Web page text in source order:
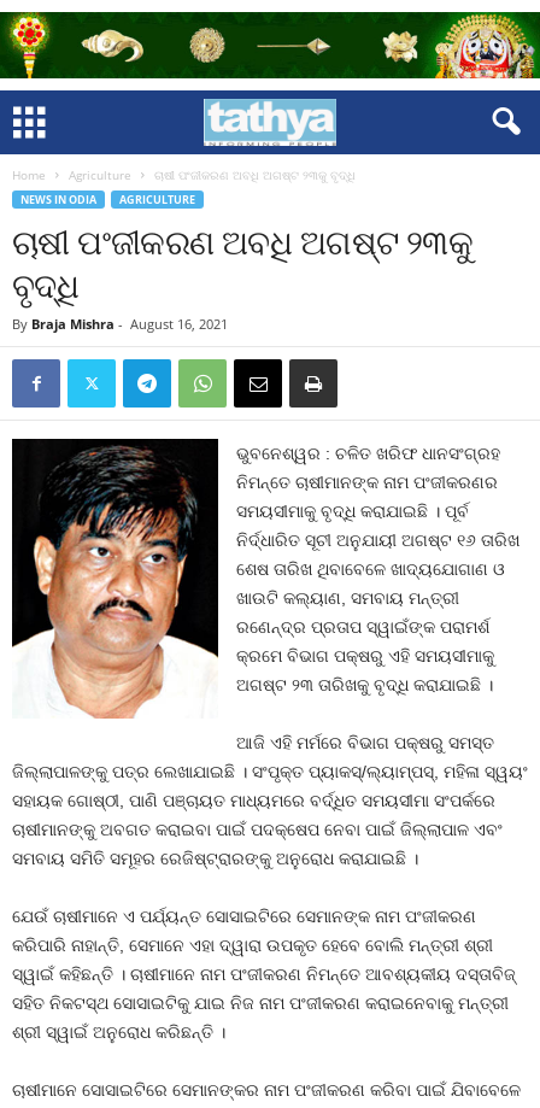
Home Agriculture ଚାଷୀ ପଂଜୀକରଣ ଅବଧି ଅଗଷ୍ଟ ୨୩କୁ ବୃଦ୍ଧି
NEWS IN ODIA AGRICULTURE
ଚାଷୀ ପଂଜୀକରଣ ଅବଧି ଅଗଷ୍ଟ ୨୩କୁ
ବୃଦ୍ଧି
By Braja Mishra - August 16, 2021
ଭୁବନେଶ୍ୱର : ଚଳିତ ଖରିଫ ଧାନସଂଗ୍ରହ
ନିମନ୍ତେ ଚାଷୀମାନଙ୍କ ନାମ ପଂଜୀକରଣର
ସମୟସୀମାକୁ ବୃଦ୍ଧି କରାଯାଇଛି । ପୂର୍ବ
ନିର୍ଦ୍ଧାରିତ ସୂଚୀ ଅନୁଯାୟୀ ଅଗଷ୍ଟ ୧୬ ତାରିଖ
ଶେଷ ତାରିଖ ଥିବାବେଳେ ଖାଦ୍ୟଯୋଗାଣ ଓ
ଖାଉଟି କଲ୍ୟାଣ, ସମବାୟ ମନ୍ତ୍ରୀ
ରଣେନ୍ଦ୍ର ପ୍ରତାପ ସ୍ୱାଇଁଙ୍କ ପରାମର୍ଶ
କ୍ରମେ ବିଭାଗ ପକ୍ଷରୁ ଏହି ସମୟସୀମାକୁ
ଅଗଷ୍ଟ ୨୩ ତାରିଖକୁ ବୃଦ୍ଧି କରାଯାଇଛି ।
ଆଜି ଏହି ମର୍ମରେ ବିଭାଗ ପକ୍ଷରୁ ସମସ୍ତ
ଜିଲ୍ଲାପାଳଙ୍କୁ ପତ୍ର ଲେଖାଯାଇଛି । ସଂପୃକ୍ତ ପ୍ୟାକସ୍‌/ଲ୍ୟାମ୍ପସ୍‌, ମହିଳା ସ୍ୱୟଂ
ସହାୟକ ଗୋଷ୍ଠୀ, ପାଣି ପଞ୍ଚାୟତ ମାଧ୍ୟମରେ ବର୍ଦ୍ଧିତ ସମୟସୀମା ସଂପର୍କରେ
ଚାଷୀମାନଙ୍କୁ ଅବଗତ କରାଇବା ପାଇଁ ପଦକ୍ଷେପ ନେବା ପାଇଁ ଜିଲ୍ଲାପାଳ ଏବଂ
ସମବାୟ ସମିତି ସମୂହର ରେଜିଷ୍ଟ୍ରାରଙ୍କୁ ଅନୁରୋଧ କରାଯାଇଛି ।
ଯେଉଁ ଚାଷୀମାନେ ଏ ପର୍ଯ୍ୟନ୍ତ ସୋସାଇଟିରେ ସେମାନଙ୍କ ନାମ ପଂଜୀକରଣ
କରିପାରି ନାହାନ୍ତି, ସେମାନେ ଏହା ଦ୍ୱାରା ଉପକୃତ ହେବେ ବୋଲି ମନ୍ତ୍ରୀ ଶ୍ରୀ
ସ୍ୱାଇଁ କହିଛନ୍ତି । ଚାଷୀମାନେ ନାମ ପଂଜୀକରଣ ନିମନ୍ତେ ଆବଶ୍ୟକୀୟ ଦସ୍ତାବିଜ୍‌
ସହିତ ନିକଟସ୍ଥ ସୋସାଇଟିକୁ ଯାଇ ନିଜ ନାମ ପଂଜୀକରଣ କରାଇନେବାକୁ ମନ୍ତ୍ରୀ
ଶ୍ରୀ ସ୍ୱାଇଁ ଅନୁରୋଧ କରିଛନ୍ତି ।
ଚାଷୀମାନେ ସୋସାଇଟିରେ ସେମାନଙ୍କର ନାମ ପଂଜୀକରଣ କରିବା ପାଇଁ ଯିବାବେଳେ